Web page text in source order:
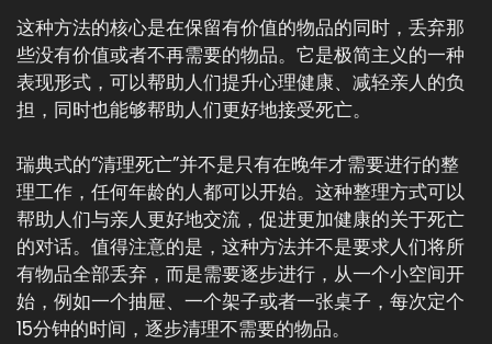
这种方法的核心是在保留有价值的物品的同时，丢弃那
些没有价值或者不再需要的物品。它是极简主义的一种
表现形式，可以帮助人们提升心理健康、减轻亲人的负
担，同时也能够帮助人们更好地接受死亡。
瑞典式的“清理死亡”并不是只有在晚年才需要进行的整
理工作，任何年龄的人都可以开始。这种整理方式可以
帮助人们与亲人更好地交流，促进更加健康的关于死亡
的对话。值得注意的是，这种方法并不是要求人们将所
有物品全部丢弃，而是需要逐步进行，从一个小空间开
始，例如一个抽屉、一个架子或者一张桌子，每次定个
15分钟的时间，逐步清理不需要的物品。